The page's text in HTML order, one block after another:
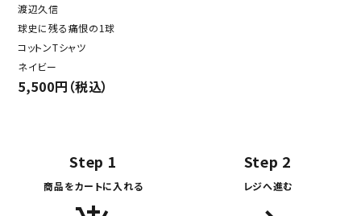
渡辺久信
球史に残る痛恨の1球
コットンTシャツ
ネイビー
5,500円（税込）
Step 1
商品をカートに入れる
Step 2
レジへ進む